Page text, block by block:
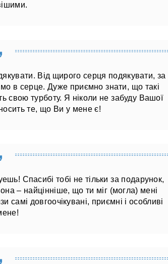
Від щирого серця подякувати, за
в серце. Дуже приємно знати, що такі
свою турботу. Я ніколи не забуду Вашої
те, що Ви у мене є!
Спасибі тобі не тільки за подарунок,
– найцінніше, що ти міг (могла) мені
самі довгоочікувані, приємні і особливі